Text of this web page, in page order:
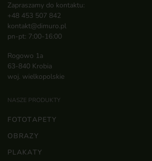
Zapraszamy do kontaktu:
+48 453 507 842
kontakt@dimuro.pl
pn-pt: 7:00-16:00
Rogowo 1a
63-840 Krobia
woj. wielkopolskie
NASZE PRODUKTY
FOTOTAPETY
OBRAZY
PLAKATY